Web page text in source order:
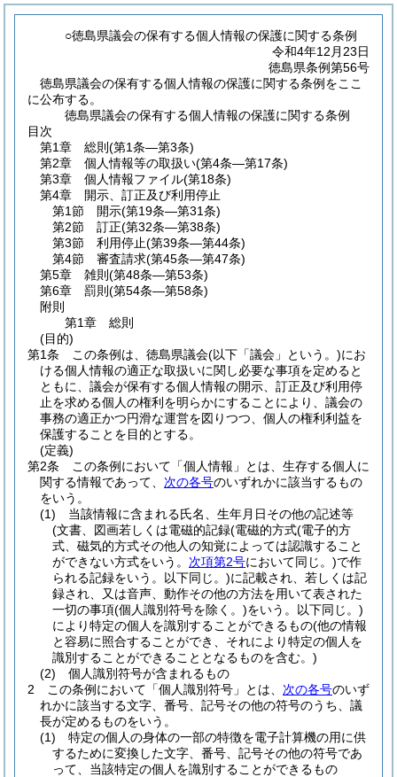
○徳島県議会の保有する個人情報の保護に関する条例
令和4年12月23日
徳島県条例第56号
徳島県議会の保有する個人情報の保護に関する条例をここ
に公布する。
徳島県議会の保有する個人情報の保護に関する条例
目次
第1章
総則 (第1条―第3条)
第2章
個人情報等の取扱い(第4条―第17条)
第3章
個人情報ファイル(第18条)
第4章
開示、訂正及び利用停止
第1節
開示(第19条―第31条)
第2節
訂正(第32条―第38条)
第3節
利用停止(第39条―第44条)
第4節
審査請求(第45条―第47条)
第5章
雑則 (第48条―第53条)
第6章
罰則 (第54条―第58条)
附則
第1章
総則
(目的)
第1条
この条例は、徳島県議会(以下「議会」という。)にお
ける個人情報の適正な取扱いに関し必要な事項を定めると
ともに、議会が保有する個人情報の開示、訂正及び利用停
止を求める個人の権利を明らかにすることにより、議会の
事務の適正かつ円滑な運営を図りつつ、個人の権利利益を
保護することを目的とする。
(定義)
第2条
この条例において「個人情報」とは、生存する個人に
関する情報であって、 次の各号のいずれかに該当するもの
をいう。
(1)
当該情報に含まれる氏名、生年月日その他の記述等
(文書、図画若しくは電磁的記録(電磁的方式(電子的方
式、磁気的方式その他人の知覚によっては認識すること
ができない方式をいう。 次項第2号において同じ。)で作
られる記録をいう。以下同じ。)に記載され、若しくは記
録され、又は音声、動作その他の方法を用いて表された
一切の事項(個人識別符号を除く。)をいう。以下同じ。)
により特定の個人を識別することができるもの(他の情報
と容易に照合することができ、それにより特定の個人を
識別することができることとなるものを含む。)
(2)
個人識別符号が含まれるもの
2
この条例において「個人識別符号」とは、 次の各号のいず
れかに該当する文字、番号、記号その他の符号のうち、議
長が定めるものをいう。
(1)
特定の個人の身体の一部の特徴を電子計算機の用に供
するために変換した文字、番号、記号その他の符号であ
って、当該特定の個人を識別することができるもの